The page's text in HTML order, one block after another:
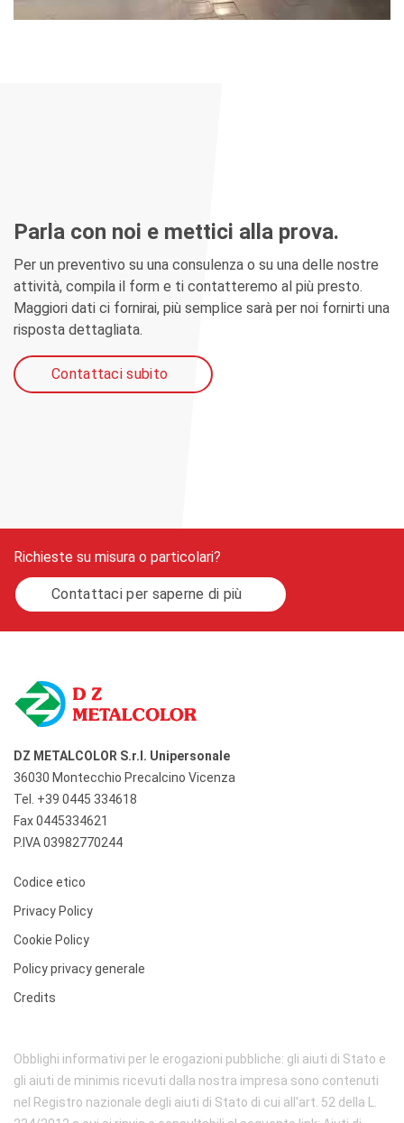
Parla con noi e mettici alla prova.
Per un preventivo su una consulenza o su una delle nostre
attività, compila il form e ti contatteremo al più presto.
Maggiori dati ci fornirai, più semplice sarà per noi fornirti una
risposta dettagliata.
Contattaci subito
Richieste su misura o particolari?
Contattaci per saperne di più
DZ METALCOLOR S.r.l. Unipersonale
36030 Montecchio Precalcino Vicenza
Tel. +39 0445 334618
Fax 0445334621
P.IVA 03982770244
Codice etico
Privacy Policy
Cookie Policy
Policy privacy generale
Credits
Obblighi informativi per le erogazioni pubbliche: gli aiuti di Stato e
gli aiuti de minimis ricevuti dalla nostra impresa sono contenuti
nel Registro nazionale degli aiuti di Stato di cui all'art. 52 della L.